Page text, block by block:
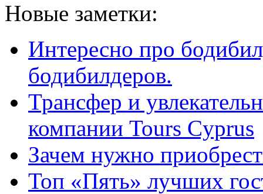
Новые заметки:
Интересно про
бодибилдеров.
Трансфер и
компании Tours Cyprus
Зачем нужно
Топ «Пять» лучших